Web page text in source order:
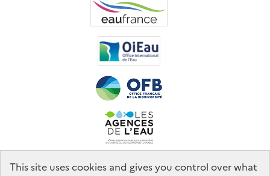
This site uses cookies and gives you control over what